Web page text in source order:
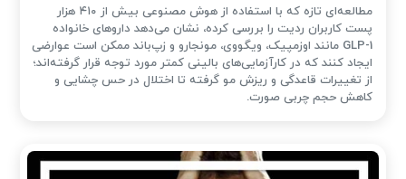
مطالعه‌ای تازه که با استفاده از هوش مصنوعی بیش از ۴۱۰ هزار
پست کاربران ردیت را بررسی کرده، نشان می‌دهد داروهای خانواده
GLP-1 مانند اوزمپیک، ویگووی، مونجارو و زپ‌باند ممکن است عوارضی
ایجاد کنند که در کارآزمایی‌های بالینی کمتر مورد توجه قرار گرفته‌اند؛
از تغییرات قاعدگی و ریزش مو گرفته تا اختلال در حس چشایی و
کاهش حجم چربی صورت.